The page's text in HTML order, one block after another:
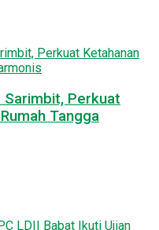
Sarimbit, Perkuat
Tangga